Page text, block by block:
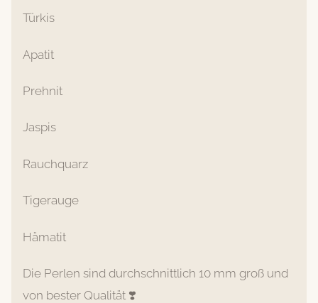
Türkis
Apatit
Prehnit
Jaspis
Rauchquarz
Tigerauge
Hämatit
Die Perlen sind durchschnittlich 10 mm groß und
von bester Qualität ❣️